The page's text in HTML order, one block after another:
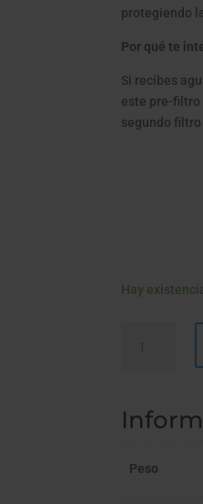
protegiendo
Por qué te
Si recibes
este pre-filtro
segundo filtro
Hay
cantidad
Peso